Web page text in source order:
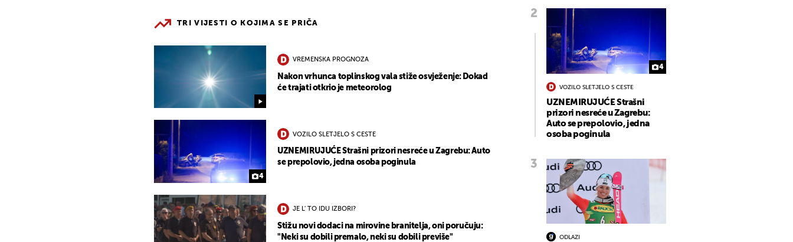
TRI VIJESTI O KOJIMA SE PRIČA
VREMENSKA PROGNOZA
Nakon vrhunca toplinskog vala stiže osvježenje: Dokad
će trajati otkrio je meteorolog
4
VOZILO SLETJELO S CESTE
UZNEMIRUJUĆE Strašni prizori nesreće u Zagrebu: Auto
se prepolovio, jedna osoba poginula
JE L' TO IDU IZBORI?
Stižu novi dodaci na mirovine branitelja, oni poručuju:
"Neki su dobili premalo, neki su dobili previše"
4
VOZILO SLETJELO S CESTE
UZNEMIRUJUĆE Strašni
prizori nesreće u Zagrebu:
Auto se prepolovio, jedna
osoba poginula
ODLAZI